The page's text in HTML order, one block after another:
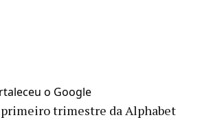
o Google
primeiro trimestre da Alphabet